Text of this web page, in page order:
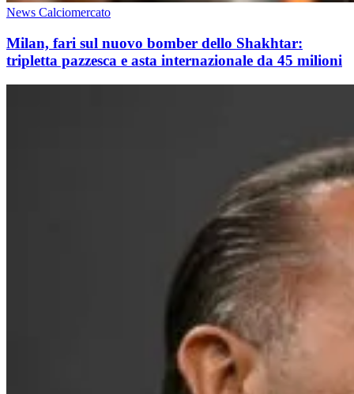
News Calciomercato
Milan, fari sul nuovo bomber dello Shakhtar:
tripletta pazzesca e asta internazionale da 45 milioni